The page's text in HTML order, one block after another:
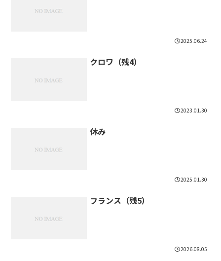
2025.06.24
クロワ（残4）
2023.01.30
休み
2025.01.30
フランス（残5）
2026.08.05